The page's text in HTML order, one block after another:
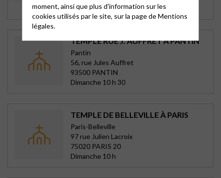
Dimanche 10 h 45
TEMPLE RUE J. AUFFRET À PANTIN
Pantin
56, rue Jules Auffret
93500 PANTIN
Dimanche 10 h 30
TEMPLE DE BELLEVILLE À PARIS
Paris-Belleville
97 rue Julien Lacroix
75020 PARIS 20
Dimanche 10 h
moment, ainsi que plus d'information sur les
cookies utilisés par le site, sur la page deMentions
légales.